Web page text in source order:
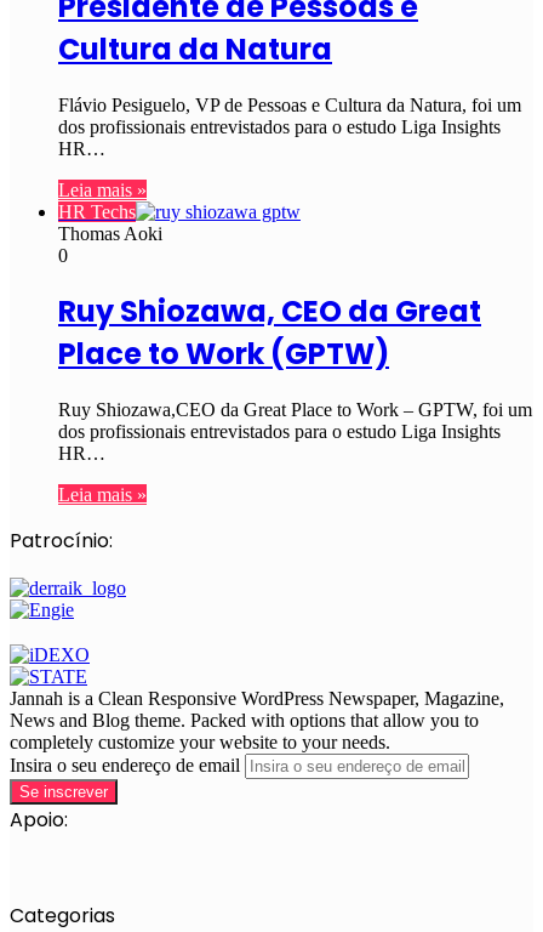
Cultura da Natura
Flávio Pesiguelo, VP de Pessoas e Cultura da Natura, foi um
dos profissionais entrevistados para o estudo Liga Insights
HR…
Leia mais »
HR Techs
Thomas Aoki
0
Ruy Shiozawa, CEO da Great
Place to Work (GPTW)
Ruy Shiozawa,CEO da Great Place to Work – GPTW, foi um
dos profissionais entrevistados para o estudo Liga Insights
HR…
Leia mais »
Patrocínio:
Jannah is a Clean Responsive WordPress Newspaper, Magazine,
News and Blog theme. Packed with options that allow you to
completely customize your website to your needs.
Insira o seu endereço de email
Apoio:
Categorias